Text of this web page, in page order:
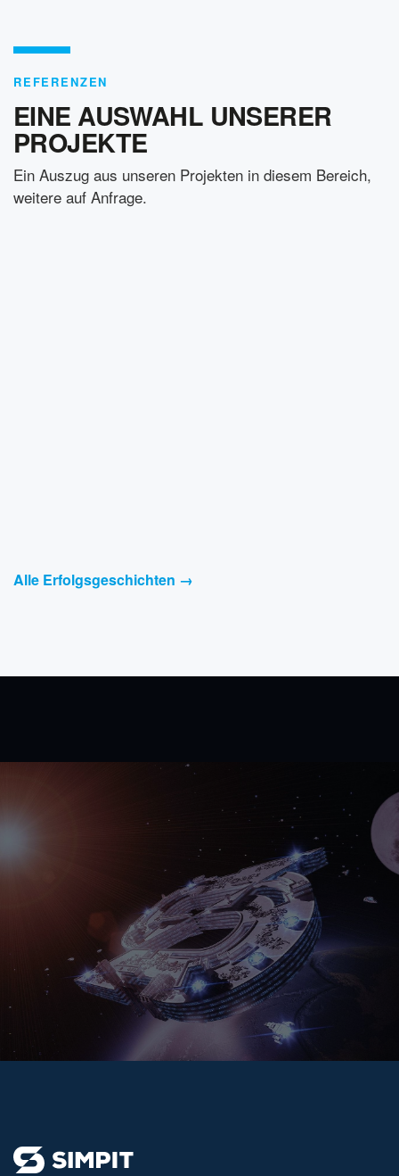
REFERENZEN
EINE AUSWAHL UNSERER
PROJEKTE
Ein Auszug aus unseren Projekten in diesem Bereich,
weitere auf Anfrage.
Alle Erfolgsgeschichten →